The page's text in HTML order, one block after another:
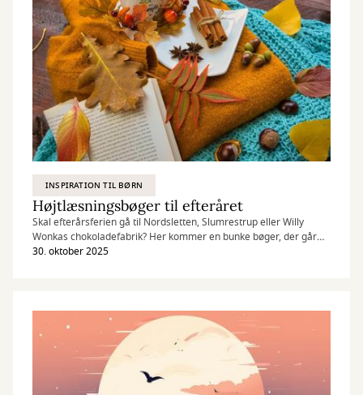
INSPIRATION TIL BØRN
Højtlæsningsbøger til efteråret
Skal efterårsferien gå til Nordsletten, Slumrestrup eller Willy
Wonkas chokoladefabrik? Her kommer en bunke bøger, der går
godt i spænd med efterårsrøde kinder, varm kakao og masser af
30. oktober 2025